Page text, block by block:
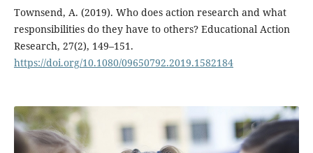
Townsend, A. (2019). Who does action research and what
responsibilities do they have to others? Educational Action
Research, 27(2), 149–151.
https://doi.org/10.1080/09650792.2019.1582184